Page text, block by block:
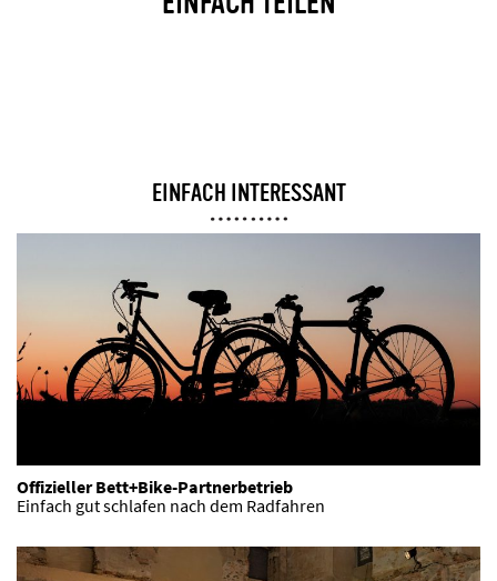
EINFACH INTERESSANT
Offizieller Bett+Bike-Partnerbetrieb
Einfach gut schlafen nach dem Radfahren